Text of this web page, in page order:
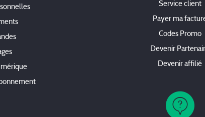
Service client
Payer ma
Codes Promo
Devenir
Devenir affilié